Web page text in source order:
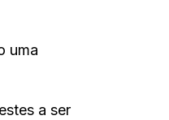
uma
a ser